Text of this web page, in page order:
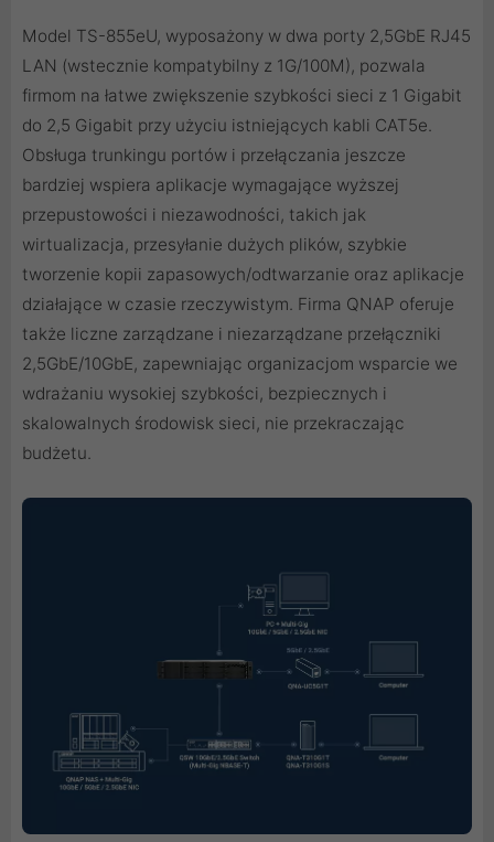
Model TS-855eU, wyposażony w dwa porty 2,5GbE RJ45
LAN (wstecznie kompatybilny z 1G/100M), pozwala
firmom na łatwe zwiększenie szybkości sieci z 1 Gigabit
do 2,5 Gigabit przy użyciu istniejących kabli CAT5e.
Obsługa trunkingu portów i przełączania jeszcze
bardziej wspiera aplikacje wymagające wyższej
przepustowości i niezawodności, takich jak
wirtualizacja, przesyłanie dużych plików, szybkie
tworzenie kopii zapasowych/odtwarzanie oraz aplikacje
działające w czasie rzeczywistym. Firma QNAP oferuje
także liczne zarządzane i niezarządzane przełączniki
2,5GbE/10GbE, zapewniając organizacjom wsparcie we
wdrażaniu wysokiej szybkości, bezpiecznych i
skalowalnych środowisk sieci, nie przekraczając
budżetu.